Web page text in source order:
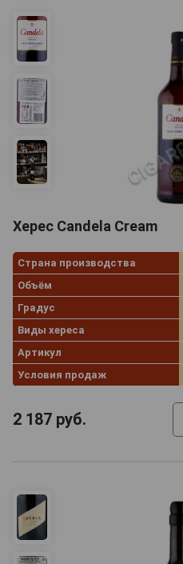
Херес Candela Cream
Страна производства
Объём
Градус
Виды хереса
Артикул
Условия продаж
2 187 руб.